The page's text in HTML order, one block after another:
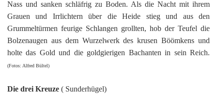
Nass und sanken schläfrig zu Boden. Als die Nacht mit ihrem
Grauen und Irrlichtern über die Heide stieg und aus den
Grummeltürmen feurige Schlangen grollten, hob der Teufel die
Bolzenaugen aus dem Wurzelwerk des krusen Böömkens und
holte das Gold und die goldgierigen Bachanten in sein Reich.
(Fotos: Alfred Bültel)
Die drei Kreuze ( Sunderhügel)